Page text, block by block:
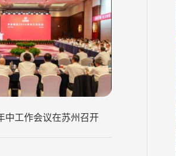
中工作会议在苏州召开